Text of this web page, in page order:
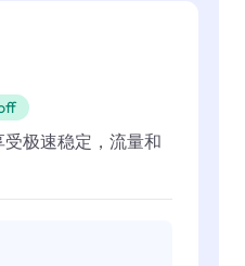
极速稳定，流量和